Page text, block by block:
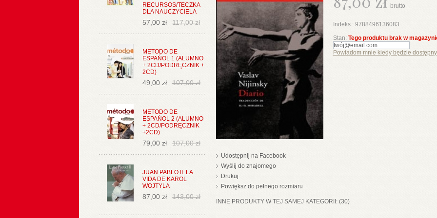
RECURSOS/TECZKA
DLA NAUCZYCIELA
57,00 zł 117,00 zł
METODO DE
ESPAŃOL 1 (ALUMNO
+ 2CD/PODRĘCZNIK +
2CD)
49,00 zł 107,00 zł
METODO DE
ESPAŃOL 2 (ALUMNO
+ 2CD/PODRĘCZNIK
+2CD)
79,00 zł 107,00 zł
JUAN PABLO II: LA
VIDA DE KAROL
WOJTYLA
87,00 zł 143,00 zł
Udostępnij na Facebook
Wyślij do znajomego
Drukuj
Powiększ do pełnego rozmiaru
brutto
Indeks : 9788496136083
Stan: Tego produktu brak w
Powiadom mnie kiedy będzie dostępny
INNE PRODUKTY W TEJ SAMEJ KATEGORII: (30)